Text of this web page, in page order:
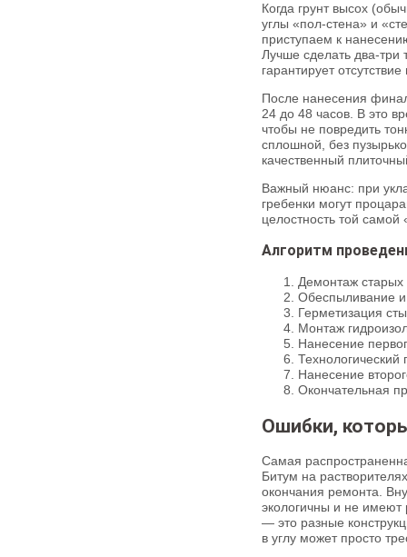
Когда грунт высох
углы «пол-стена» и
приступаем к
Лучше сделать два-
гарантирует
После нанесения
24 до 48 часов. В это
чтобы не повредить
сплошной, без
качественный
Важный нюанс: при
гребенки могут
целостность той
Алгоритм
Демонтаж старых
Обеспыливание и
Герметизация
Монтаж
Нанесение
Технологический
Нанесение
Окончательная
Ошибки,
Самая
Битум на
окончания ремонта.
экологичны и не имеют
— это разные
в углу может просто